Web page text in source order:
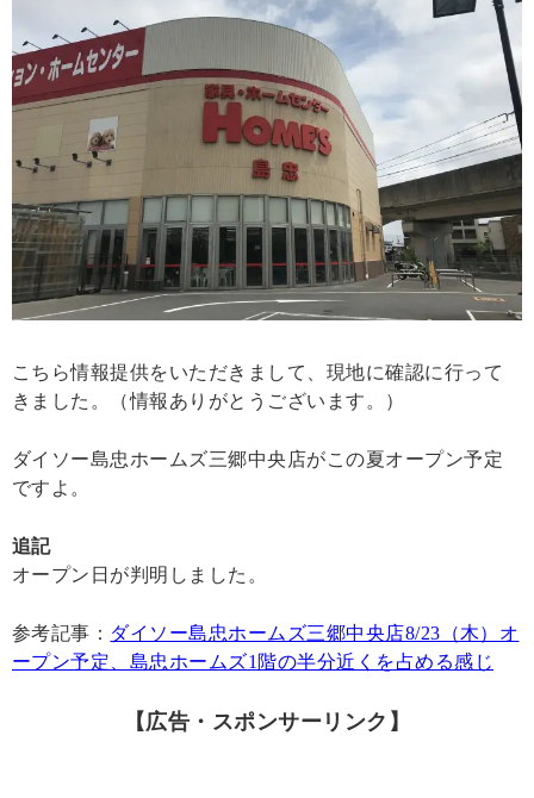
こちら情報提供をいただきまして、現地に確認に行って
きました。（情報ありがとうございます。）
ダイソー島忠ホームズ三郷中央店がこの夏オープン予定
ですよ。
追記
オープン日が判明しました。
参考記事： ダイソー島忠ホームズ三郷中央店8/23（木）オ
ープン予定、島忠ホームズ1階の半分近くを占める感じ
【広告・スポンサーリンク】